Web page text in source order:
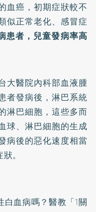
血癌，初期症狀較不
似正常老化、感冒症
患者，兒童發病率高
大醫院內科部血液腫
者發病後，淋巴系統
淋巴細胞，這些多而
球、淋巴細胞的生成
病後的惡化速度相當
。
血病嗎？醫教「1關